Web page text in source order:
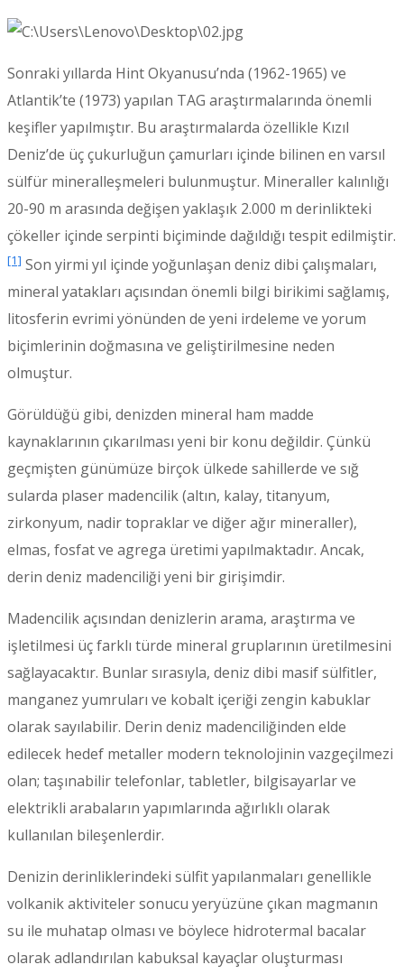
Sonraki yıllarda Hint Okyanusu’nda (1962-1965) ve
Atlantik’te (1973) yapılan TAG araştırmalarında önemli
keşifler yapılmıştır. Bu araştırmalarda özellikle Kızıl
Deniz’de üç çukurluğun çamurları içinde bilinen en varsıl
sülfür mineralleşmeleri bulunmuştur. Mineraller kalınlığı
20-90 m arasında değişen yaklaşık 2.000 m derinlikteki
çökeller içinde serpinti biçiminde dağıldığı tespit edilmiştir.
[1] Son yirmi yıl içinde yoğunlaşan deniz dibi çalışmaları,
mineral yatakları açısından önemli bilgi birikimi sağlamış,
litosferin evrimi yönünden de yeni irdeleme ve yorum
biçimlerinin doğmasına ve geliştirilmesine neden
olmuştur.
Görüldüğü gibi, denizden mineral ham madde
kaynaklarının çıkarılması yeni bir konu değildir. Çünkü
geçmişten günümüze birçok ülkede sahillerde ve sığ
sularda plaser madencilik (altın, kalay, titanyum,
zirkonyum, nadir topraklar ve diğer ağır mineraller),
elmas, fosfat ve agrega üretimi yapılmaktadır. Ancak,
derin deniz madenciliği yeni bir girişimdir.
Madencilik açısından denizlerin arama, araştırma ve
işletilmesi üç farklı türde mineral gruplarının üretilmesini
sağlayacaktır. Bunlar sırasıyla, deniz dibi masif sülfitler,
manganez yumruları ve kobalt içeriği zengin kabuklar
olarak sayılabilir. Derin deniz madenciliğinden elde
edilecek hedef metaller modern teknolojinin vazgeçilmezi
olan; taşınabilir telefonlar, tabletler, bilgisayarlar ve
elektrikli arabaların yapımlarında ağırlıklı olarak
kullanılan bileşenlerdir.
Denizin derinliklerindeki sülfit yapılanmaları genellikle
volkanik aktiviteler sonucu yeryüzüne çıkan magmanın
su ile muhatap olması ve böylece hidrotermal bacalar
olarak adlandırılan kabuksal kayaçlar oluşturması